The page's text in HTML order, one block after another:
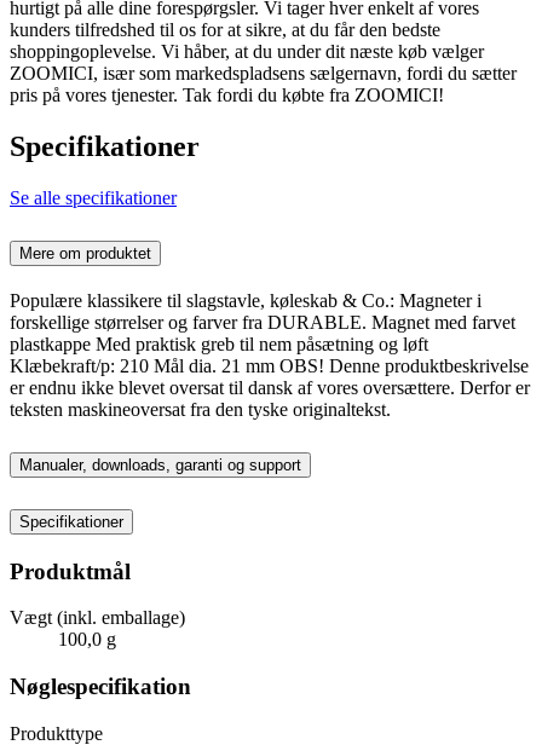
hurtigt på alle dine forespørgsler. Vi tager hver enkelt af vores
kunders tilfredshed til os for at sikre, at du får den bedste
shoppingoplevelse. Vi håber, at du under dit næste køb vælger
ZOOMICI, især som markedspladsens sælgernavn, fordi du sætter
pris på vores tjenester. Tak fordi du købte fra ZOOMICI!
Specifikationer
Se alle specifikationer
Mere om produktet
Populære klassikere til slagstavle, køleskab & Co.: Magneter i
forskellige størrelser og farver fra DURABLE. Magnet med farvet
plastkappe Med praktisk greb til nem påsætning og løft
Klæbekraft/p: 210 Mål dia. 21 mm OBS! Denne produktbeskrivelse
er endnu ikke blevet oversat til dansk af vores oversættere. Derfor er
teksten maskineoversat fra den tyske originaltekst.
Manualer, downloads, garanti og support
Specifikationer
Produktmål
Vægt (inkl. emballage)
100,0 g
Nøglespecifikation
Produkttype